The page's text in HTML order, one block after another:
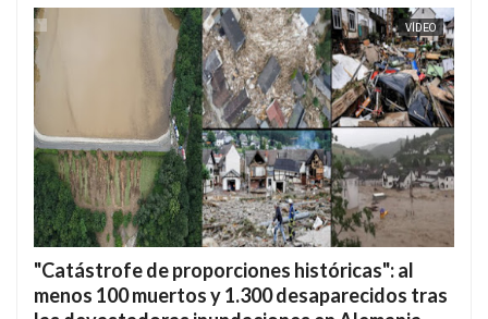
VÍDEO
"Catástrofe de proporciones históricas": al
menos 100 muertos y 1.300 desaparecidos tras